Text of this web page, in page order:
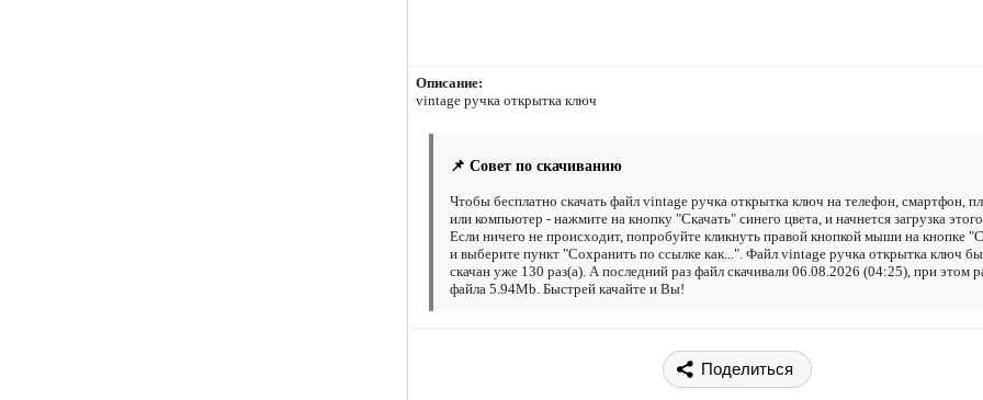
Описание:
vintage ручка открытка ключ
📌 Совет по скачиванию
Чтобы бесплатно скачать файл vintage ручка открытка ключ на телефон, смартфон,
или компьютер - нажмите на кнопку "Скачать" синего цвета, и начнется загрузка
Если ничего не происходит, попробуйте кликнуть правой кнопкой мыши на кнопке
и выберите пункт "Сохранить по ссылке как...". Файл vintage ручка открытка ключ
скачан уже 130 раз(а). А последний раз файл скачивали 06.08.2026 (04:25), при этом
файла 5.94Mb. Быстрей качайте и Вы!
Поделиться